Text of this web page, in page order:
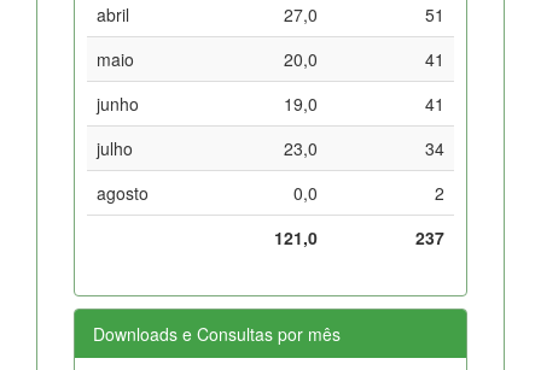
abril
27,0
51
maio
20,0
41
junho
19,0
41
julho
23,0
34
agosto
0,0
2
121,0
237
Downloads e Consultas por mês